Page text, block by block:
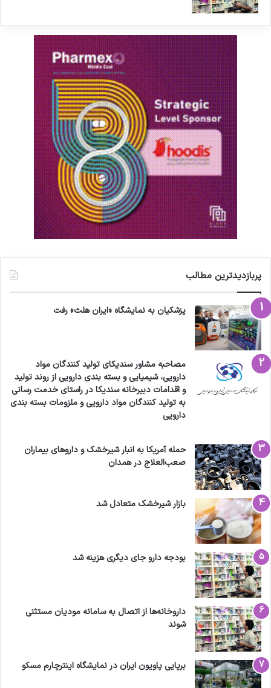
پربازدیدترین مطالب
پزشکیان به نمایشگاه «ایران هلث» رفت
مصاحبه مشاور سندیکای تولید کنندگان مواد
دارویی، شیمیایی و بسته بندی دارویی از روند تولید
و اقدامات دبیرخانه سندیکا در راستای خدمت رسانی
به تولید کنندگان مواد دارویی و ملزومات بسته بندی
دارویی
حمله آمریکا به انبار شیرخشک و داروهای بیماران
صعب‌العلاج در همدان
بازار شیرخشک متعادل شد
بودجه دارو جای دیگری هزینه شد
داروخانه‌ها از اتصال به سامانه مودیان مستثنی
شوند
برپایی پاویون ایران در نمایشگاه اینترچارم مسکو